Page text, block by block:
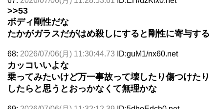
>>53
ボディ剛性だな
たかがガラスだがはめ殺しにすると剛性に寄与する
68: 2026/07/06(月) 11:30:44.73 ID:guM1/nx60.net
カッコいいよな
乗ってみたいけど万一事故って壊したり傷つけたり
したらと思うとおっかなくて無理かな